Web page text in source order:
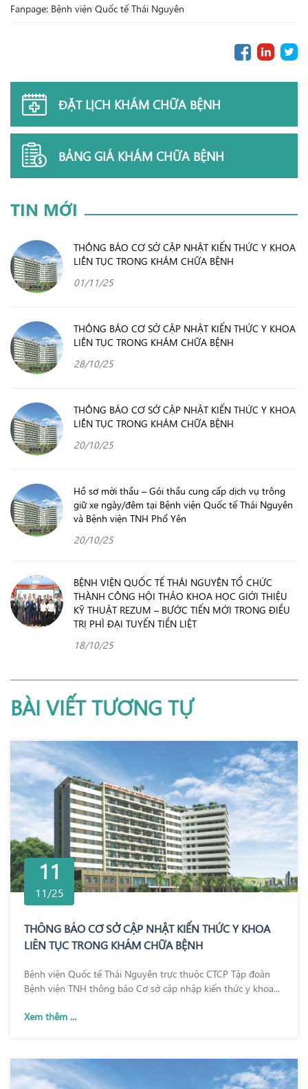
Fanpage: Bệnh viện Quốc tế Thái Nguyên
ĐẶT LỊCH KHÁM CHỮA BỆNH
BẢNG GIÁ KHÁM CHỮA BỆNH
TIN MỚI
THÔNG BÁO CƠ SỞ CẬP NHẬT KIẾN THỨC Y KHOA
LIÊN TỤC TRONG KHÁM CHỮA BỆNH
01/11/25
THÔNG BÁO CƠ SỞ CẬP NHẬT KIẾN THỨC Y KHOA
LIÊN TỤC TRONG KHÁM CHỮA BỆNH
28/10/25
THÔNG BÁO CƠ SỞ CẬP NHẬT KIẾN THỨC Y KHOA
LIÊN TỤC TRONG KHÁM CHỮA BỆNH
20/10/25
Hồ sơ mời thầu – Gói thầu cung cấp dịch vụ trông
giữ xe ngày/đêm tại Bệnh viện Quốc tế Thái Nguyên
và Bệnh viện TNH Phổ Yên
20/10/25
BỆNH VIỆN QUỐC TẾ THÁI NGUYÊN TỔ CHỨC
THÀNH CÔNG HỘI THẢO KHOA HỌC GIỚI THIỆU
KỸ THUẬT REZUM – BƯỚC TIẾN MỚI TRONG ĐIỀU
TRỊ PHÌ ĐẠI TUYẾN TIỀN LIỆT
18/10/25
BÀI VIẾT TƯƠNG TỰ
11
11/25
THÔNG BÁO CƠ SỞ CẬP NHẬT KIẾN THỨC Y KHOA
LIÊN TỤC TRONG KHÁM CHỮA BỆNH
Bệnh viện Quốc tế Thái Nguyên trực thuộc CTCP Tập đoàn
Bệnh viện TNH thông báo Cơ sở cập nhập kiến thức y khoa...
Xem thêm ...